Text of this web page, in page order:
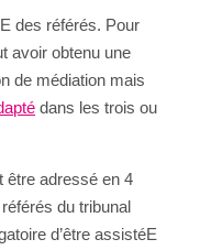
des référés. Pour
avoir obtenu une
de médiation mais
dans les trois ou
être adressé en 4
du tribunal
d’être assistéE